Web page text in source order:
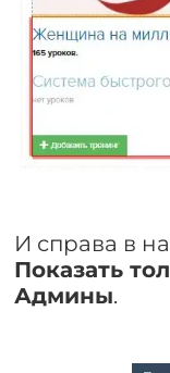
И справа в
Показать
Админы.